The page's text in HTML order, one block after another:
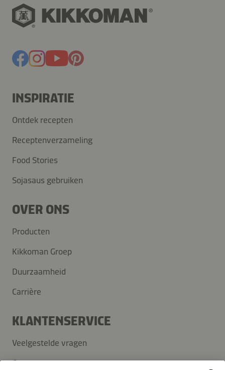
INSPIRATIE
Ontdek recepten
Receptenverzameling
Food Stories
Sojasaus gebruiken
OVER ONS
Producten
Kikkoman Groep
Duurzaamheid
Carrière
KLANTENSERVICE
Veelgestelde vragen
Contact